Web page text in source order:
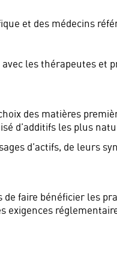
et des médecins
les thérapeutes et
des matières
d’additifs les plus
d’actifs, de leurs
faire bénéficier les